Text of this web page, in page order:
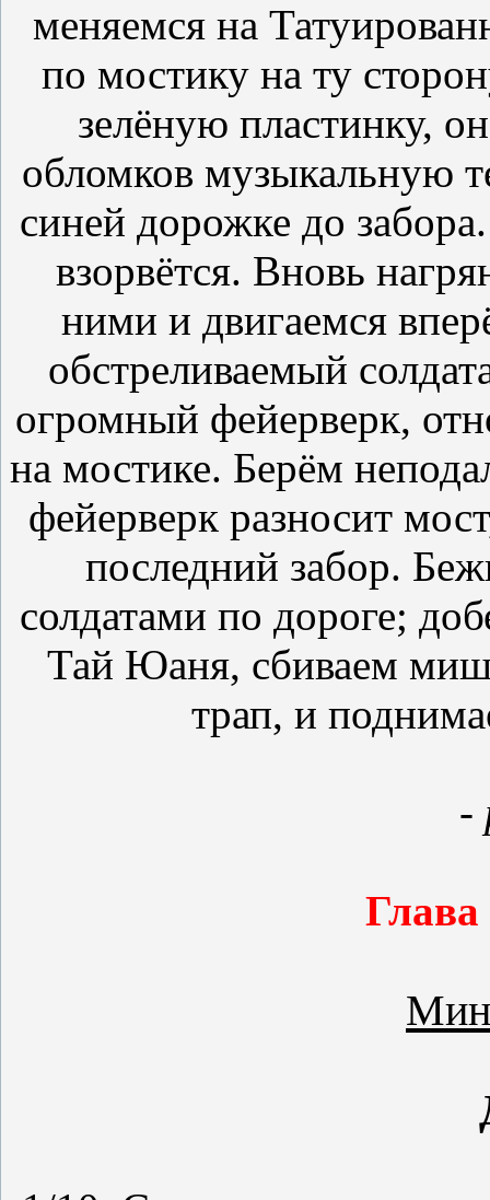
меняемся на
по мостику на ту
зелёную пластинку,
обломков музыкальную
синей дорожке до
взорвётся. Вновь
ними и двигаемся
обстреливаемый
огромный фейерверк,
на мостике. Берём
фейерверк разносит
последний забор.
солдатами по дороге;
Тай Юаня, сбиваем
трап, и
-